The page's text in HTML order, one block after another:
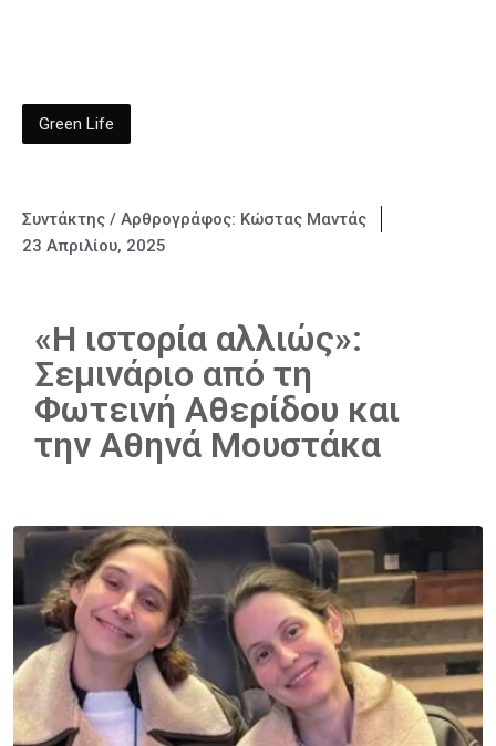
Green Life
Συντάκτης / Αρθρογράφος: Κώστας Μαντάς
23 Απριλίου, 2025
«Η ιστορία αλλιώς»:
Σεμινάριο από τη
Φωτεινή Αθερίδου και
την Αθηνά Μουστάκα